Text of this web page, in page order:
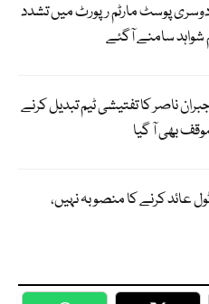
پوسٹ مارٹم رپورٹ میں تشدد
شواہد سامنے آگئے
ناصر کا تفتیشی ٹیم تبدیل کرنے
بھی آ گیا
ٹول عائد کرنے کا منصوبہ نہیں،